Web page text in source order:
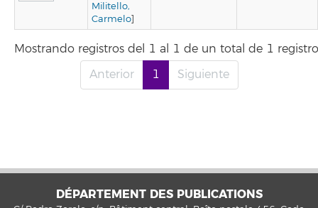
Militello,
Carmelo]
Mostrando registros del 1 al 1 de un total de 1
Anterior
1 Siguiente
DÉPARTEMENT DES PUBLICATIONS